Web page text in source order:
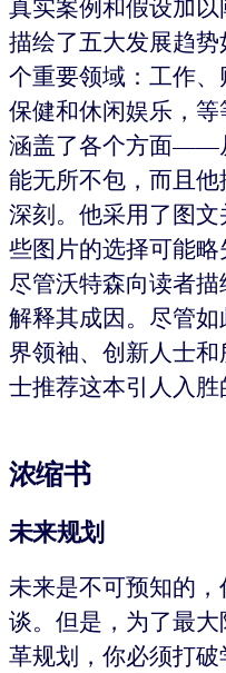
描绘了五大发展趋
个重要领域：工作
保健和休闲娱乐，
涵盖了各个方面——
能无所不包，而且
深刻。他采用了图
些图片的选择可能
尽管沃特森向读者
解释其成因。尽管如
界领袖、创新人士
士推荐这本引人入胜
浓缩书
未来规划
未来是不可预知的
谈。但是，为了最
革规划，你必须打破